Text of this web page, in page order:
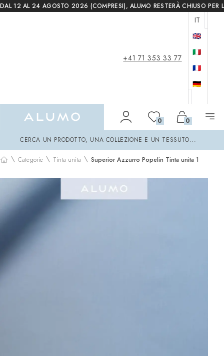
DAL 12 AL 24 AGOSTO 2026 (COMPRESI), ALUMO RESTERÀ CHIUSO PER
+41 71 353 33 77
IT
🇬🇧
🇮🇹
🇫🇷
🇩🇪
0 0
CERCA UN PRODOTTO, UNA COLLEZIONE E UN TESSUTO...
\ Categorie \ Tinta unita \ Superior Azzurro Popelin Tinta unita 1